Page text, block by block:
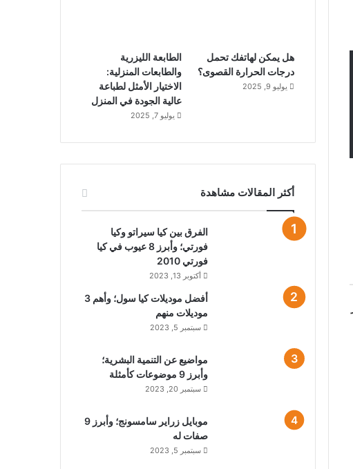
هل يمكن لهاتفك تحمل
درجات الحرارة القصوى؟
يوليو 9, 2025
الطابعة الليزرية
والطابعات المنزلية:
الاختيار الأمثل لطباعة
عالية الجودة في المنزل
يوليو 7, 2025
أكثر المقالات مشاهدة
الفرق بين كيا سيراتو وكيا
فورتي؛ وأبرز 8 عيوب في كيا
فورتي 2010
أكتوبر 13, 2023
أفضل موديلات كيا سول؛ وأهم 3
موديلات منهم
سبتمبر 5, 2023
مواضيع عن التنمية البشرية؛
وأبرز 9 موضوعات كأمثلة
سبتمبر 20, 2023
موبايل زراير سامسونج؛ وأبرز 9
صفات له
سبتمبر 5, 2023